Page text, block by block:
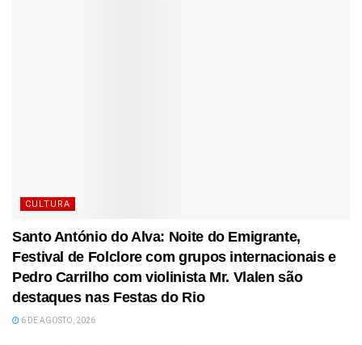
CULTURA
Santo António do Alva: Noite do Emigrante,
Festival de Folclore com grupos internacionais e
Pedro Carrilho com violinista Mr. Vlalen são
destaques nas Festas do Rio
6 DE AGOSTO, 2026